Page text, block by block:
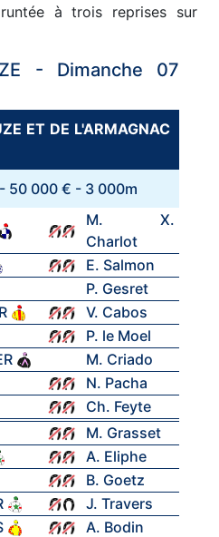
à trois reprises sur
- Dimanche 07
ET DE L'ARMAGNAC
50 000 € - 3 000m
M. X.
Charlot
E. Salmon
P. Gesret
V. Cabos
P. le Moel
M. Criado
N. Pacha
Ch. Feyte
M. Grasset
A. Eliphe
B. Goetz
J. Travers
A. Bodin